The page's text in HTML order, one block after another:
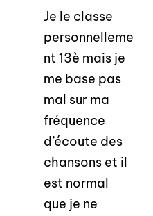
Je le classe
personnelleme
nt 13è mais je
me base pas
mal sur ma
fréquence
d’écoute des
chansons et il
est normal
que je ne